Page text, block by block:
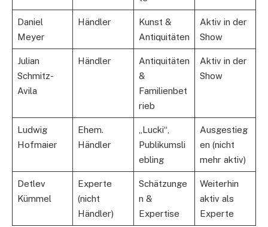
Daniel
Meyer
Händler
Kunst &
Antiquitäten
Aktiv in der
Show
Julian
Schmitz-
Avila
Händler
Antiquitäten
&
Familienbet
rieb
Aktiv in der
Show
Ludwig
Hofmaier
Ehem.
Händler
„Lucki“,
Publikumsli
ebling
Ausgestieg
en (nicht
mehr aktiv)
Detlev
Kümmel
Experte
(nicht
Händler)
Schätzunge
n &
Expertise
Weiterhin
aktiv als
Experte